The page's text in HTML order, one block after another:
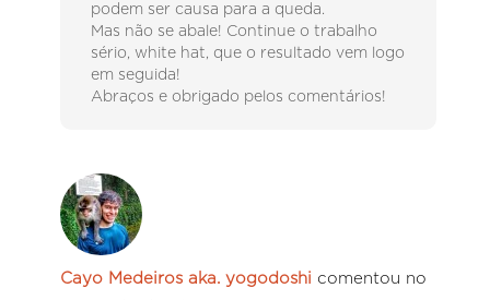
podem ser causa para a queda.
Mas não se abale! Continue o trabalho
sério, white hat, que o resultado vem logo
em seguida!
Abraços e obrigado pelos comentários!
Cayo Medeiros aka. yogodoshi comentou no